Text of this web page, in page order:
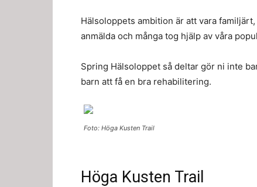
Hälsoloppets ambition är att vara
anmälda och många tog hjälp av våra
Spring Hälsoloppet så deltar gör ni inte
barn att få en bra rehabilitering.
Foto: Höga Kusten Trail
Höga Kusten Trail